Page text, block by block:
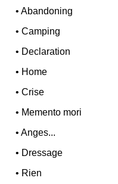
•Abandoning
•Camping
• Declaration
• Home
•Crise
• Memento mori
•Anges...
• Dressage
• Rien